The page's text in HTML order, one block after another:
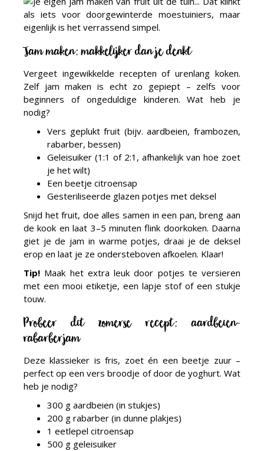
Jam maken: makkelijker dan je denkt
Vergeet ingewikkelde recepten of urenlang koken.
Zelf jam maken is echt zo gepiept – zelfs voor
beginners of ongeduldige kinderen. Wat heb je
nodig?
Vers geplukt fruit (bijv. aardbeien, frambozen,
rabarber, bessen)
Geleisuiker (1:1 of 2:1, afhankelijk van hoe zoet
je het wilt)
Een beetje citroensap
Gesteriliseerde glazen potjes met deksel
Snijd het fruit, doe alles samen in een pan, breng aan
de kook en laat 3–5 minuten flink doorkoken. Daarna
giet je de jam in warme potjes, draai je de deksel
erop en laat je ze ondersteboven afkoelen. Klaar!
Tip! Maak het extra leuk door potjes te versieren
met een mooi etiketje, een lapje stof of een stukje
touw.
Probeer dit zomerse recept: aardbeien-
rabarberjam
Deze klassieker is fris, zoet én een beetje zuur –
perfect op een vers broodje of door de yoghurt. Wat
heb je nodig?
300 g aardbeien (in stukjes)
200 g rabarber (in dunne plakjes)
1 eetlepel citroensap
500 g geleisuiker